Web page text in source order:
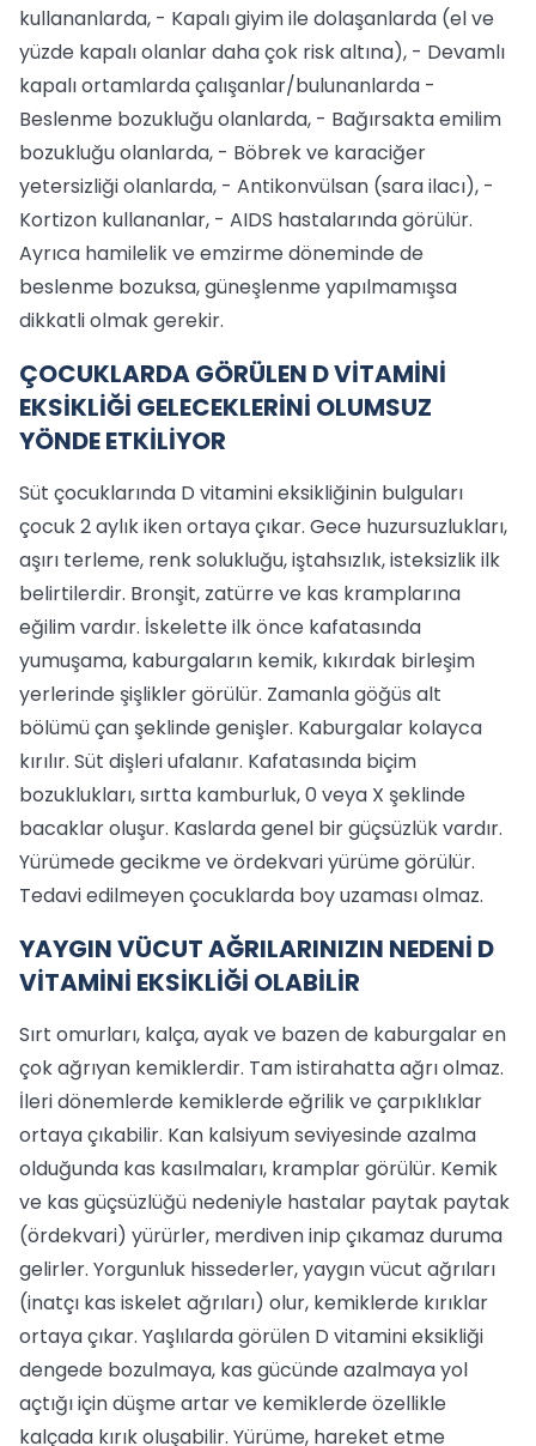
kullananlarda, - Kapalı giyim ile dolaşanlarda (el ve
yüzde kapalı olanlar daha çok risk altına), - Devamlı
kapalı ortamlarda çalışanlar/bulunanlarda -
Beslenme bozukluğu olanlarda, - Bağırsakta emilim
bozukluğu olanlarda, - Böbrek ve karaciğer
yetersizliği olanlarda, - Antikonvülsan (sara ilacı), -
Kortizon kullananlar, - AIDS hastalarında görülür.
Ayrıca hamilelik ve emzirme döneminde de
beslenme bozuksa, güneşlenme yapılmamışsa
dikkatli olmak gerekir.
ÇOCUKLARDA GÖRÜLEN D VİTAMİNİ
EKSİKLİĞİ GELECEKLERİNİ OLUMSUZ
YÖNDE ETKİLİYOR
Süt çocuklarında D vitamini eksikliğinin bulguları
çocuk 2 aylık iken ortaya çıkar. Gece huzursuzlukları,
aşırı terleme, renk solukluğu, iştahsızlık, isteksizlik ilk
belirtilerdir. Bronşit, zatürre ve kas kramplarına
eğilim vardır. İskelette ilk önce kafatasında
yumuşama, kaburgaların kemik, kıkırdak birleşim
yerlerinde şişlikler görülür. Zamanla göğüs alt
bölümü çan şeklinde genişler. Kaburgalar kolayca
kırılır. Süt dişleri ufalanır. Kafatasında biçim
bozuklukları, sırtta kamburluk, 0 veya X şeklinde
bacaklar oluşur. Kaslarda genel bir güçsüzlük vardır.
Yürümede gecikme ve ördekvari yürüme görülür.
Tedavi edilmeyen çocuklarda boy uzaması olmaz.
YAYGIN VÜCUT AĞRILARINIZIN NEDENİ D
VİTAMİNİ EKSİKLİĞİ OLABİLİR
Sırt omurları, kalça, ayak ve bazen de kaburgalar en
çok ağrıyan kemiklerdir. Tam istirahatta ağrı olmaz.
İleri dönemlerde kemiklerde eğrilik ve çarpıklıklar
ortaya çıkabilir. Kan kalsiyum seviyesinde azalma
olduğunda kas kasılmaları, kramplar görülür. Kemik
ve kas güçsüzlüğü nedeniyle hastalar paytak paytak
(ördekvari) yürürler, merdiven inip çıkamaz duruma
gelirler. Yorgunluk hissederler, yaygın vücut ağrıları
(inatçı kas iskelet ağrıları) olur, kemiklerde kırıklar
ortaya çıkar. Yaşlılarda görülen D vitamini eksikliği
dengede bozulmaya, kas gücünde azalmaya yol
açtığı için düşme artar ve kemiklerde özellikle
kalçada kırık oluşabilir. Yürüme, hareket etme